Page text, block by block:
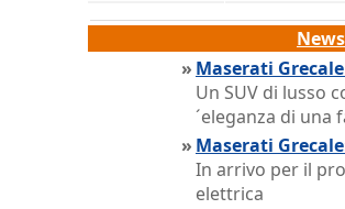
» Maserati
Un SUV di lusso
´eleganza di una
» Maserati
In arrivo per il
elettrica